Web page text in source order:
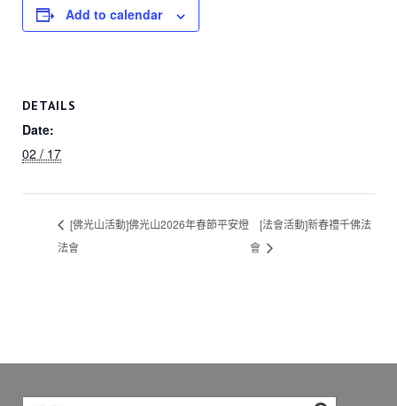
e
o
er gr y
Add to calendar
DETAILS
Date:
02 / 17
[佛光山活動]佛光山2026年春節平安燈
法會
[法會活動]新春禮千佛法
會